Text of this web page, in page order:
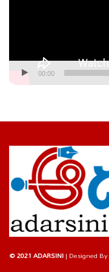
00:00
© 2021 ADARSINI| Designed By